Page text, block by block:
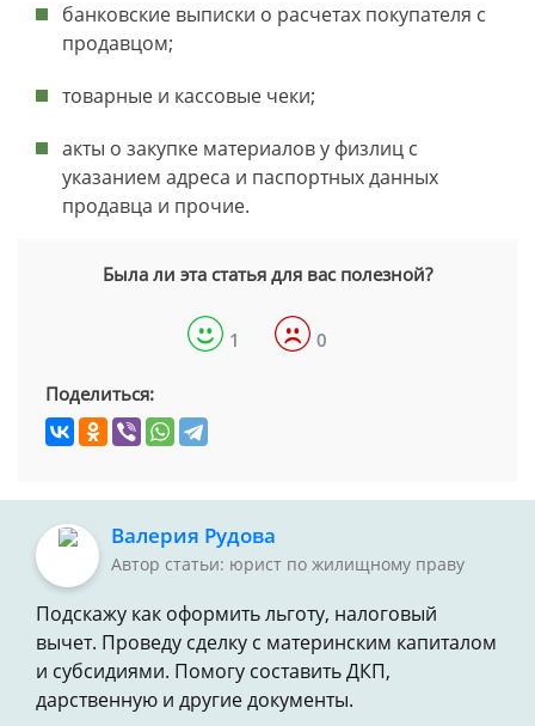
банковские выписки о расчетах покупателя с
продавцом;
товарные и кассовые чеки;
акты о закупке материалов у физлиц с
указанием адреса и паспортных данных
продавца и прочие.
Была ли эта статья для вас полезной?
1 0
Поделиться:
Валерия Рудова
Автор статьи: юрист по жилищному праву
Подскажу как оформить льготу, налоговый
вычет. Проведу сделку с материнским капиталом
и субсидиями. Помогу составить ДКП,
дарственную и другие документы.